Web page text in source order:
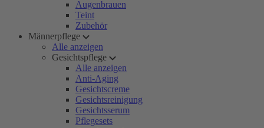
Augenbrauen
Teint
Zubehör
Männerpflege
Alle anzeigen
Gesichtspflege
Alle anzeigen
Anti-Aging
Gesichtscreme
Gesichtsreinigung
Gesichtsserum
Pflegesets